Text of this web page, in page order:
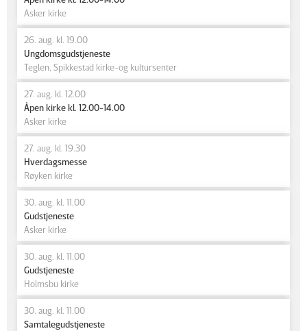
Asker kirke
26. aug. kl. 19.00
Ungdomsgudstjeneste
Teglen, Spikkestad kirke-og kultursenter
27. aug. kl. 12.00
Åpen kirke kl. 12.00-14.00
Asker kirke
27. aug. kl. 19.30
Hverdagsmesse
Røyken kirke
30. aug. kl. 11.00
Gudstjeneste
Asker kirke
30. aug. kl. 11.00
Gudstjeneste
Holmsbu kirke
30. aug. kl. 11.00
Samtalegudstjeneste